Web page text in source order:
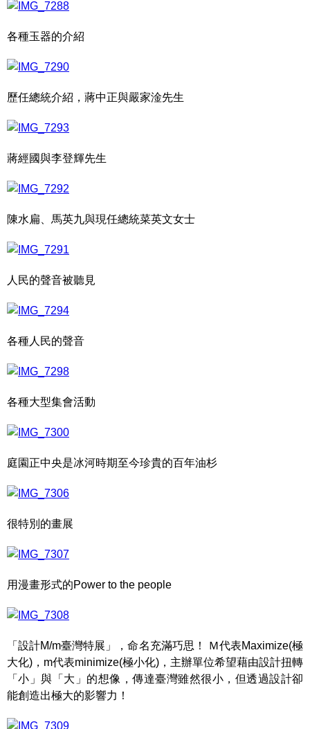
各種玉器的介紹
歷任總統介紹，蔣中正與嚴家淦先生
蔣經國與李登輝先生
陳水扁、馬英九與現任總統菜英文女士
人民的聲音被聽見
各種人民的聲音
各種大型集會活動
庭園正中央是冰河時期至今珍貴的百年油杉
很特別的畫展
用漫畫形式的Power to the people
「設計M/m臺灣特展」，命名充滿巧思！ Ｍ代表Maximize(極
大化)，m代表minimize(極小化)，主辦單位希望藉由設計扭轉
「小」與「大」的想像，傳達臺灣雖然很小，但透過設計卻
能創造出極大的影響力！